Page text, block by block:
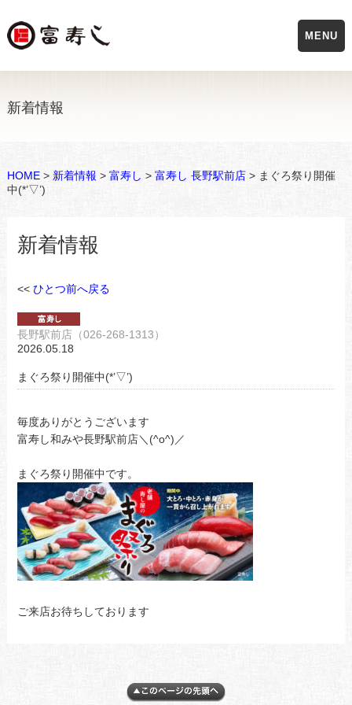
新着情報
HOME> 新着情報 > 富寿し > 富寿し 長野駅前店> まぐろ祭り開催
中(*’▽’)
新着情報
<< ひとつ前へ戻る
長野駅前店（026-268-1313）
2026.05.18
まぐろ祭り開催中(*’▽’)
毎度ありがとうございます
富寿し和みや長野駅前店＼(^o^)／
まぐろ祭り開催中です。
ご来店お待ちしております
MENU